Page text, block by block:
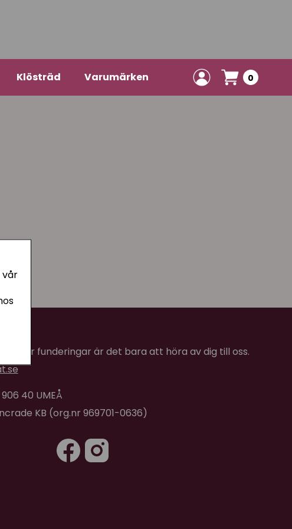
vår
Klösträd Varumärken 0
eller funderingar är det bara att höra av dig till oss.
40 UMEÅ
KB (org.nr 969701-0636)